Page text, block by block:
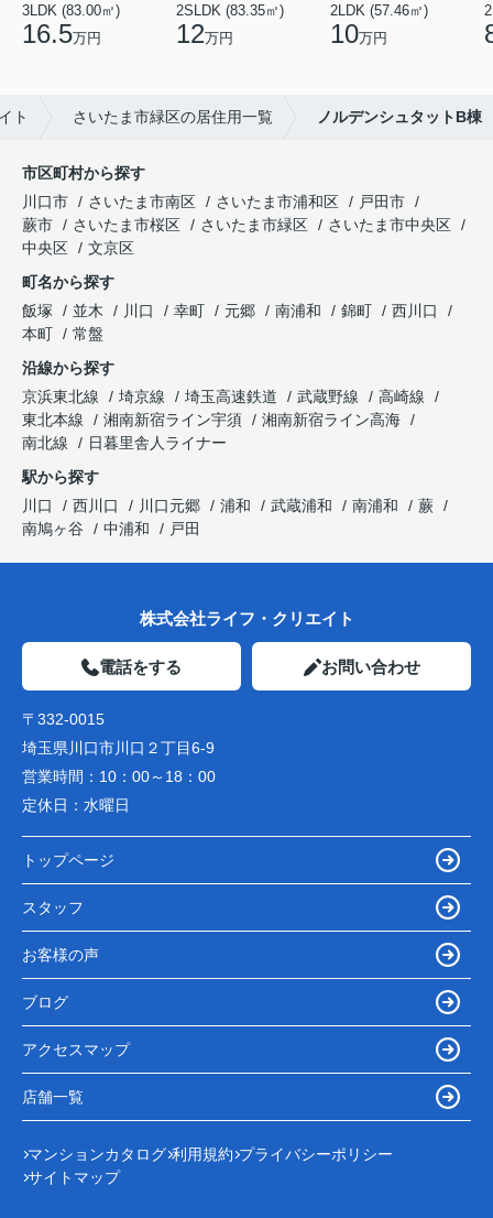
3LDK (83.00㎡)
16.5万円
2SLDK (83.35㎡)
12万円
2LDK (57.46㎡)
10万円
ト さいたま市緑区の居住用一覧 ノルデンシュタットB棟
市区町村から探す
川口市
さいたま市南区 さいたま市浦和区
戸田市
蕨市
さいたま市桜区 さいたま市緑区
さいたま市中央区
中央区
文京区
町名から探す
飯塚
並木 川口 幸町 元郷 南浦和 錦町
西川口
本町
常盤
沿線から探す
京浜東北線
埼京線 埼玉高速鉄道 武蔵野線
高崎線
東北本線
湘南新宿ライン宇須
湘南新宿ライン高海
南北線
日暮里舎人ライナー
駅から探す
川口
西川口 川口元郷 浦和 武蔵浦和 南浦和
蕨
南鳩ヶ谷
中浦和 戸田
株式会社ライフ・クリエイト
電話をする お問い合わせ
〒332-0015
埼玉県川口市川口２丁目6-9
営業時間： 10：00～18：00
定休日： 水曜日
トップページ
スタッフ
お客様の声
ブログ
アクセスマップ
店舗一覧
マンションカタログ 利用規約 プライバシーポリシー
サイトマップ